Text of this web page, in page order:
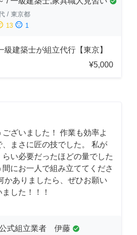
/ 東京都
13 sentiment_dissatisfied 1
級建築士が組立代行【東京】
¥5,000
ざいました！ 作業も効率よ
、まさに匠の技でした。 私が
い必要だったほどの量でした
にお一人で組み立ててくださ
かありましたら、ぜひお願い
した！！！
式組立業者 伊藤 check_circle